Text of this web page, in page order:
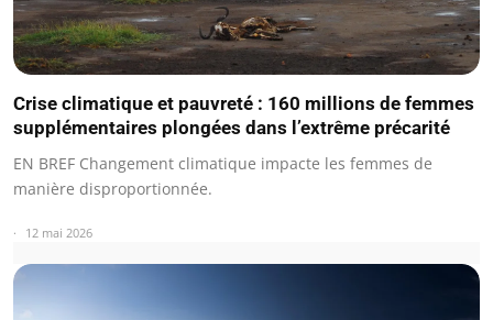
Crise climatique et pauvreté : 160 millions de femmes
supplémentaires plongées dans l’extrême précarité
EN BREF Changement climatique impacte les femmes de
manière disproportionnée.
12 mai 2026